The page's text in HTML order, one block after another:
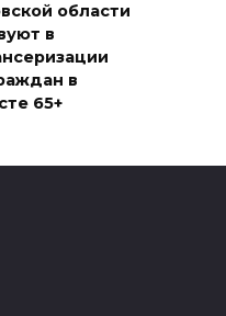
области
в
в
65+